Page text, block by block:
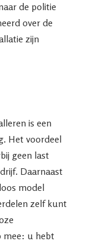
de politie
over de
zijn
is een
Het voordeel
geen last
Daarnaast
model
zelf kunt
mee: u hebt